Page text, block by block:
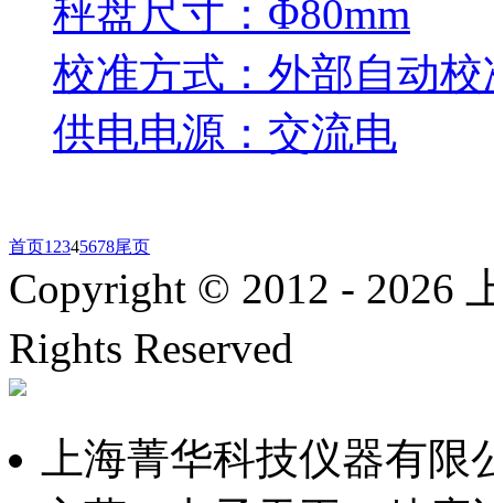
秤盘尺寸：Φ80mm
校准方式：外部自动校
供电电源：交流电
首页1 2345678尾页
Copyright © 2012 - 2026
Rights Reserved
上海菁华科技仪器有